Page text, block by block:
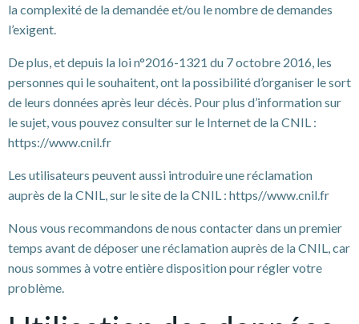
la complexité de la demandée et/ou le nombre de demandes
l’exigent.
De plus, et depuis la loi n°2016-1321 du 7 octobre 2016, les
personnes qui le souhaitent, ont la possibilité d’organiser le sort
de leurs données après leur décès. Pour plus d’information sur
le sujet, vous pouvez consulter sur le Internet de la CNIL :
https://www.cnil.fr
Les utilisateurs peuvent aussi introduire une réclamation
auprès de la CNIL, sur le site de la CNIL : https//www.cnil.fr
Nous vous recommandons de nous contacter dans un premier
temps avant de déposer une réclamation auprès de la CNIL, car
nous sommes à votre entière disposition pour régler votre
problème.